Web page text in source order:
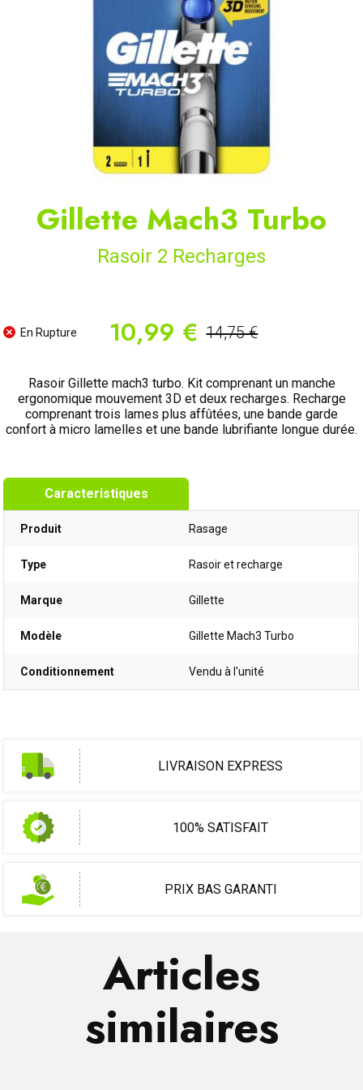
Gillette Mach3 Turbo
Rasoir 2 Recharges
En Rupture 10,99 € 14,75 €
Rasoir Gillette mach3 turbo. Kit comprenant un manche
ergonomique mouvement 3D et deux recharges. Recharge
comprenant trois lames plus affûtées, une bande garde
confort à micro lamelles et une bande lubrifiante longue durée.
Caracteristiques
Produit Rasage
Type Rasoir et recharge
Marque Gillette
Modèle Gillette Mach3 Turbo
Conditionnement Vendu à l'unité
LIVRAISON EXPRESS
100% SATISFAIT
PRIX BAS GARANTI
Articles
similaires